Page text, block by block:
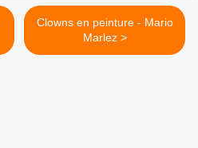
Clowns en peinture - Mario
Marlez >